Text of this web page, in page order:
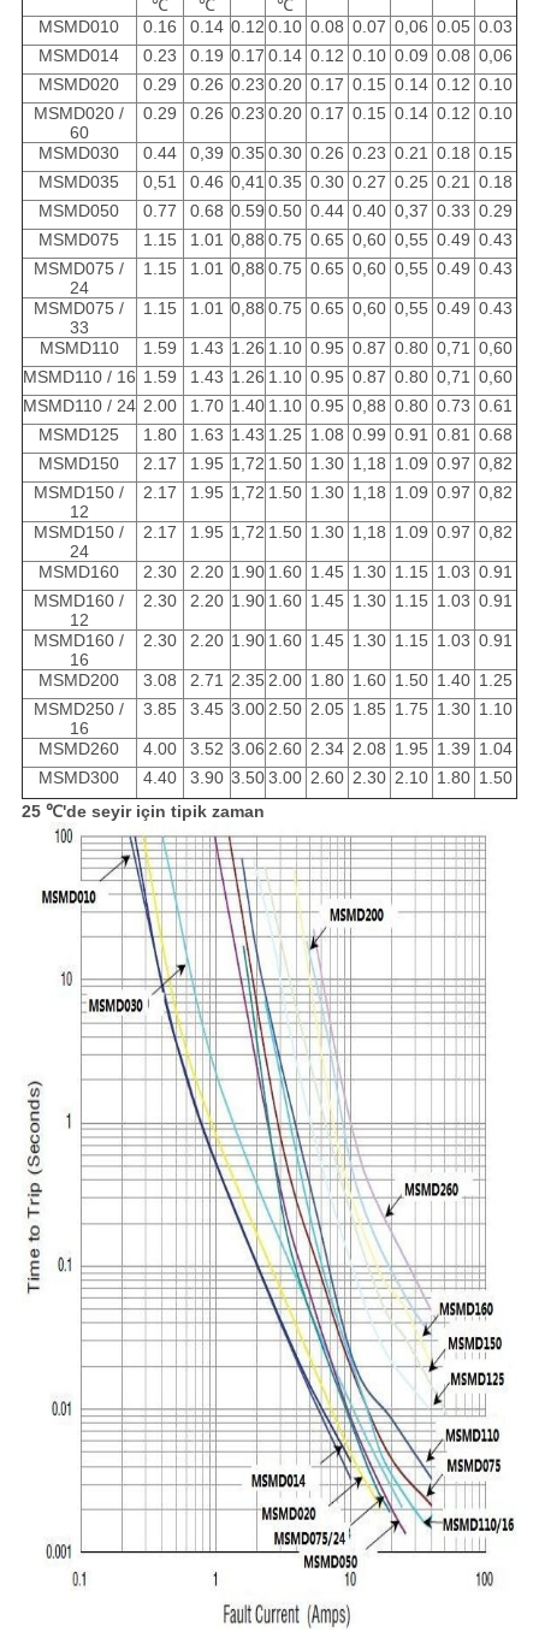
℃ ℃
℃
MSMD010
0.16 0.14 0.12 0.10 0.08 0.07 0,06 0.05 0.03
MSMD014
0.23 0.19 0.17 0.14 0.12 0.10 0.09 0.08 0,06
MSMD020
0.29 0.26 0.23 0.20 0.17 0.15 0.14 0.12 0.10
MSMD020 /
60
0.29 0.26 0.23 0.20 0.17 0.15 0.14 0.12 0.10
MSMD030 0.44 0,39 0.35 0.30 0.26 0.23 0.21 0.18 0.15
MSMD035
0,51 0.46 0,41 0.35 0.30 0.27 0.25 0.21 0.18
MSMD050
0.77 0.68 0.59 0.50 0.44 0.40 0,37 0.33 0.29
MSMD075
1.15 1.01 0,88 0.75 0.65 0,60 0,55 0.49 0.43
MSMD075 /
24
1.15 1.01 0,88 0.75 0.65 0,60 0,55 0.49 0.43
MSMD075 /
33
1.15 1.01 0,88 0.75 0.65 0,60 0,55 0.49 0.43
MSMD110 1.59 1.43 1.26 1.10 0.95 0.87 0.80 0,71 0,60
MSMD110 / 16 1.59 1.43 1.26 1.10 0.95 0.87 0.80 0,71 0,60
MSMD110 / 24 2.00 1.70 1.40 1.10 0.95 0,88 0.80 0.73 0.61
MSMD125
1.80 1.63 1.43 1.25 1.08 0.99 0.91 0.81 0.68
MSMD150
2.17 1.95 1,72 1.50 1.30 1,18 1.09 0.97 0,82
MSMD150 /
12
2.17 1.95 1,72 1.50 1.30 1,18 1.09 0.97 0,82
MSMD150 /
24
2.17 1.95 1,72 1.50 1.30 1,18 1.09 0.97 0,82
MSMD160 2.30 2.20 1.90 1.60 1.45 1.30 1.15 1.03 0.91
MSMD160 /
12
2.30 2.20 1.90 1.60 1.45 1.30 1.15 1.03 0.91
MSMD160 /
16
2.30 2.20 1.90 1.60 1.45 1.30 1.15 1.03 0.91
MSMD200 3.08 2.71 2.35 2.00 1.80 1.60 1.50 1.40 1.25
MSMD250 /
16
3.85 3.45 3.00 2.50 2.05 1.85 1.75 1.30 1.10
MSMD260 4.00 3.52 3.06 2.60 2.34 2.08 1.95 1.39 1.04
MSMD300
4.40 3.90 3.50 3.00 2.60 2.30 2.10 1.80 1.50
25 ℃'de seyir için tipik zaman